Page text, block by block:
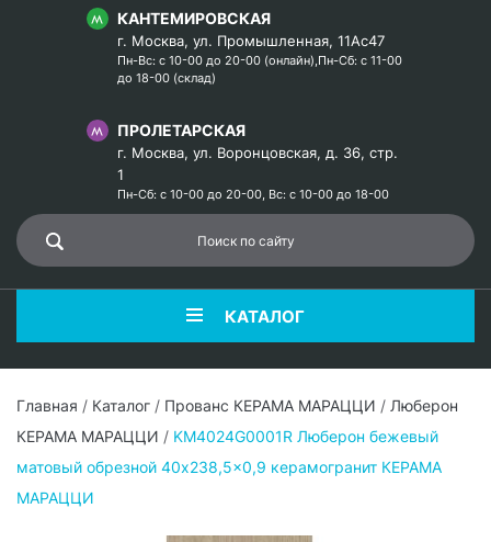
КАНТЕМИРОВСКАЯ
г. Москва, ул. Промышленная, 11Ас47
Пн-Вс: с 10-00 до 20-00 (онлайн),Пн-Сб: с 11-00
до 18-00 (склад)
ПРОЛЕТАРСКАЯ
г. Москва, ул. Воронцовская, д. 36, стр.
1
Пн-Сб: с 10-00 до 20-00, Вс: с 10-00 до 18-00
КАТАЛОГ
Главная / Каталог / Прованс КЕРАМА МАРАЦЦИ / Люберон
КЕРАМА МАРАЦЦИ / KM4024G0001R Люберон бежевый
матовый обрезной 40x238,5x0,9 керамогранит КЕРАМА
МАРАЦЦИ